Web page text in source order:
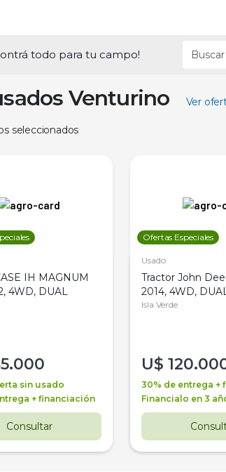
todo para tu campo!
Venturino Ver
seleccionados
IH MAGNUM
4WD, DUAL
sin usado
+ financiación
Consultar
Ofertas Especiales
Usado
Tractor John
2014, 4WD,
Isla Verde
U$
30% de entrega +
Financialo en 3